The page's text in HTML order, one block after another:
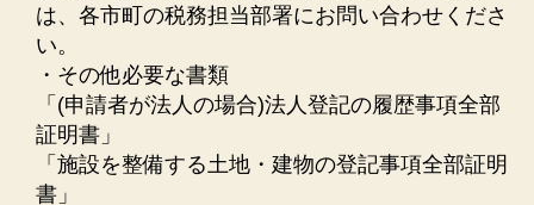
は、各市町の税務担当部署にお問い合わせくださ
い。
・その他必要な書類
「(申請者が法人の場合)法人登記の履歴事項全部
証明書」
「施設を整備する土地・建物の登記事項全部証明
書」